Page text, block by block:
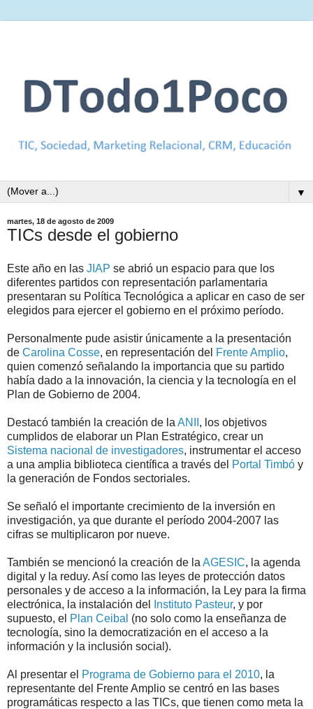
▼
martes, 18 de agosto de 2009
TICs desde el gobierno
Este año en las JIAP se abrió un espacio para que los
diferentes partidos con representación parlamentaria
presentaran su Política Tecnológica a aplicar en caso de ser
elegidos para ejercer el gobierno en el próximo período.
Personalmente pude asistir únicamente a la presentación
de Carolina Cosse, en representación del Frente Amplio,
quien comenzó señalando la importancia que su partido
había dado a la innovación, la ciencia y la tecnología en el
Plan de Gobierno de 2004.
Destacó también la creación de la ANII , los objetivos
cumplidos de elaborar un Plan Estratégico, crear un
Sistema nacional de investigadores, instrumentar el acceso
a una amplia biblioteca científica a través del Portal Timbó y
la generación de Fondos sectoriales.
Se señaló el importante crecimiento de la inversión en
investigación, ya que durante el período 2004-2007 las
cifras se multiplicaron por nueve.
También se mencionó la creación de la AGESIC, la agenda
digital y la reduy. Así como las leyes de protección datos
personales y de acceso a la información, la Ley para la firma
electrónica, la instalación del
Instituto Pasteur, y por
supuesto, el Plan Ceibal (no solo como la enseñanza de
tecnología, sino la democratización en el acceso a la
información y la inclusión social).
Al presentar el Programa de Gobierno para el 2010, la
representante del Frente Amplio se centró en las bases
programáticas respecto a las TICs, que tienen como meta la